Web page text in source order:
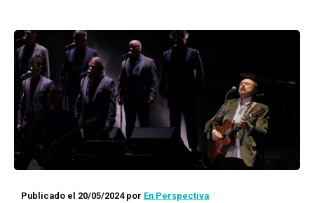
Publicado el 20/05/2024por En Perspectiva